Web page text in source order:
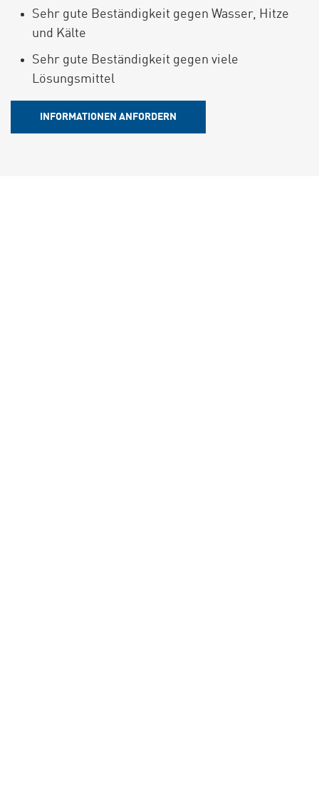
Sehr gute Beständigkeit gegen Wasser, Hitze
und Kälte
Sehr gute Beständigkeit gegen viele
Lösungsmittel
INFORMATIONEN ANFORDERN